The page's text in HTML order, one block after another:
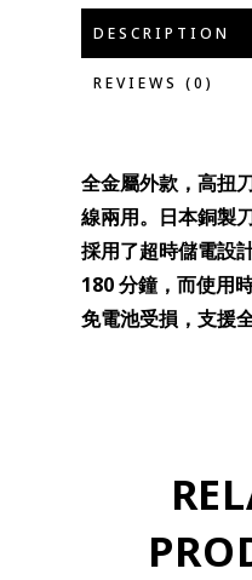
DESCRIPTION
REVIEWS (0)
全金屬外款，高扭
線兩用。日本銅製
採用了超時儲電設
180 分鐘，而使用
免電池受損，支援